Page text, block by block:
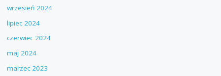
wrzesień 2024
lipiec 2024
czerwiec 2024
maj 2024
marzec 2023